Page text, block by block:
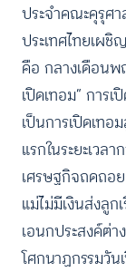
ประจำคณะคุรุศ
ประเทศไทยเผ
คือ กลางเดือนพ
เปิดเทอม” การ
เป็นการเปิดเทอ
แรกในระยะเวล
เศรษฐกิจถดถอ
แม่ไม่มีเงินส่งลู
เอนกประสงค์ต่
โศกนาฏกรรมวั